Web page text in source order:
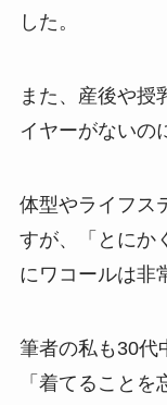
した。
また、産後や授
イヤーがないの
体型やライフス
すが、「とにか
にワコールは非
筆者の私も30代
「着てること